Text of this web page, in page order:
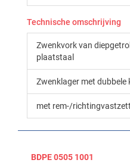
Technische omschrijving
Zwenkvork van
plaatstaal
Zwenklager met dubbele
met rem-/
BDPE 0505 1001